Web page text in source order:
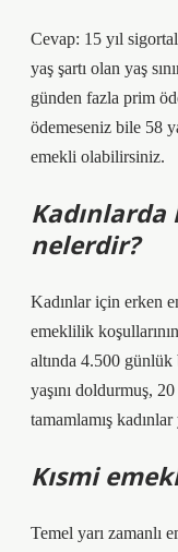
Cevap: 15 yıl
yaş şartı olan yaş
günden fazla prim
ödemeseniz bile 58
emekli olabilirsiniz.
nelerdir?
Kadınlar için erken
emeklilik
altında 4.500
yaşını doldurmuş,
tamamlamış
Kısmi
Temel yarı zamanlı